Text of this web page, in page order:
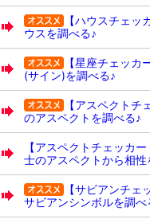
【ハウスチェ
ウスを調べる♪
【星座チェッ
(サイン)を調べる♪
【アスペクト
のアスペクトを調べる♪
【アスペクトチェッカ
士のアスペクトから相性
【サビアンチ
サビアンシンボルを調べ